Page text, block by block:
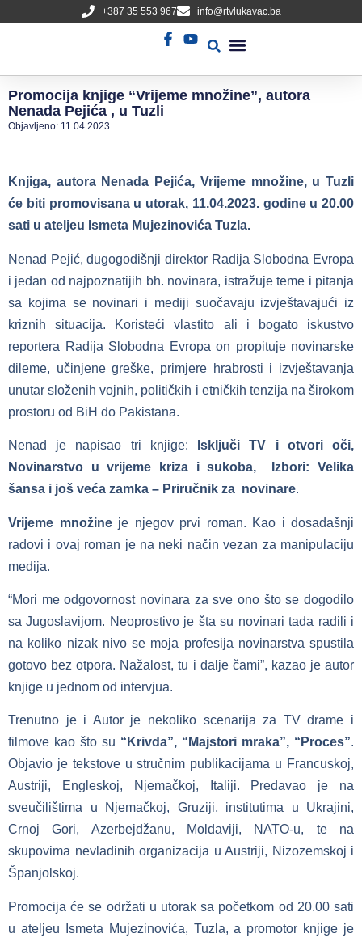
+387 35 553 967 info@rtvlukavac.ba
Promocija knjige “Vrijeme množine”, autora
Nenada Pejića , u Tuzli
Objavljeno: 11.04.2023.
Knjiga, autora Nenada Pejića, Vrijeme množine, u Tuzli
će biti promovisana u utorak, 11.04.2023. godine u 20.00
sati u ateljeu Ismeta Mujezinovića Tuzla.
Nenad Pejić, dugogodišnji direktor Radija Slobodna Evropa
i jedan od najpoznatijih bh. novinara, istražuje teme i pitanja
sa kojima se novinari i mediji suočavaju izvještavajući iz
kriznih situacija. Koristeći vlastito ali i bogato iskustvo
reportera Radija Slobodna Evropa on propituje novinarske
dileme, učinjene greške, primjere hrabrosti i izvještavanja
unutar složenih vojnih, političkih i etničkih tenzija na širokom
prostoru od BiH do Pakistana.
Nenad je napisao tri knjige:
Isključi TV i otvori oči,
Novinarstvo u vrijeme kriza i sukoba, Izbori: Velika
šansa i još veća zamka – Priručnik za novinare.
Vrijeme množineje njegov prvi roman. Kao i dosadašnji
radovi i ovaj roman je na neki način vezan za manipulaciju
medija.
“Mori me odgovornost novinara za sve ono što se dogodilo
sa Jugoslavijom. Neoprostivo je šta su novinari tada radili i
na koliko nizak nivo se moja profesija novinarstva spustila
gotovo bez otpora. Nažalost, tu i dalje čami”, kazao je autor
knjige u jednom od intervjua.
Trenutno je i Autor je nekoliko scenarija za TV drame i
filmove kao što su “Krivda”, “Majstori mraka”, “Proces”.
Objavio je tekstove u stručnim publikacijama u Francuskoj,
Austriji, Engleskoj, Njemačkoj, Italiji. Predavao je na
sveučilištima u Njemačkoj, Gruziji, institutima u Ukrajini,
Crnoj Gori, Azerbejdžanu, Moldaviji, NATO-u, te na
skupovima nevladinih organizacija u Austriji, Nizozemskoj i
Španjolskoj.
Promocija će se održati u utorak sa početkom od 20.00 sati
u ateljeu Ismeta Mujezinovića, Tuzla, a promotor knjige je